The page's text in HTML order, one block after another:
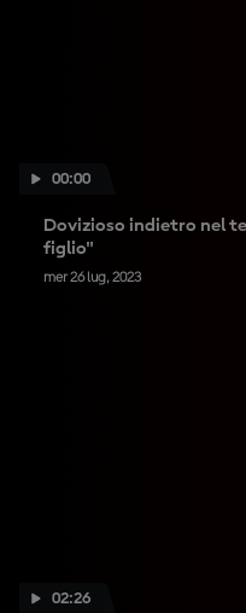
00:00
Dovizioso indietro nel
figlio"
mer 26 lug, 2023
02:26